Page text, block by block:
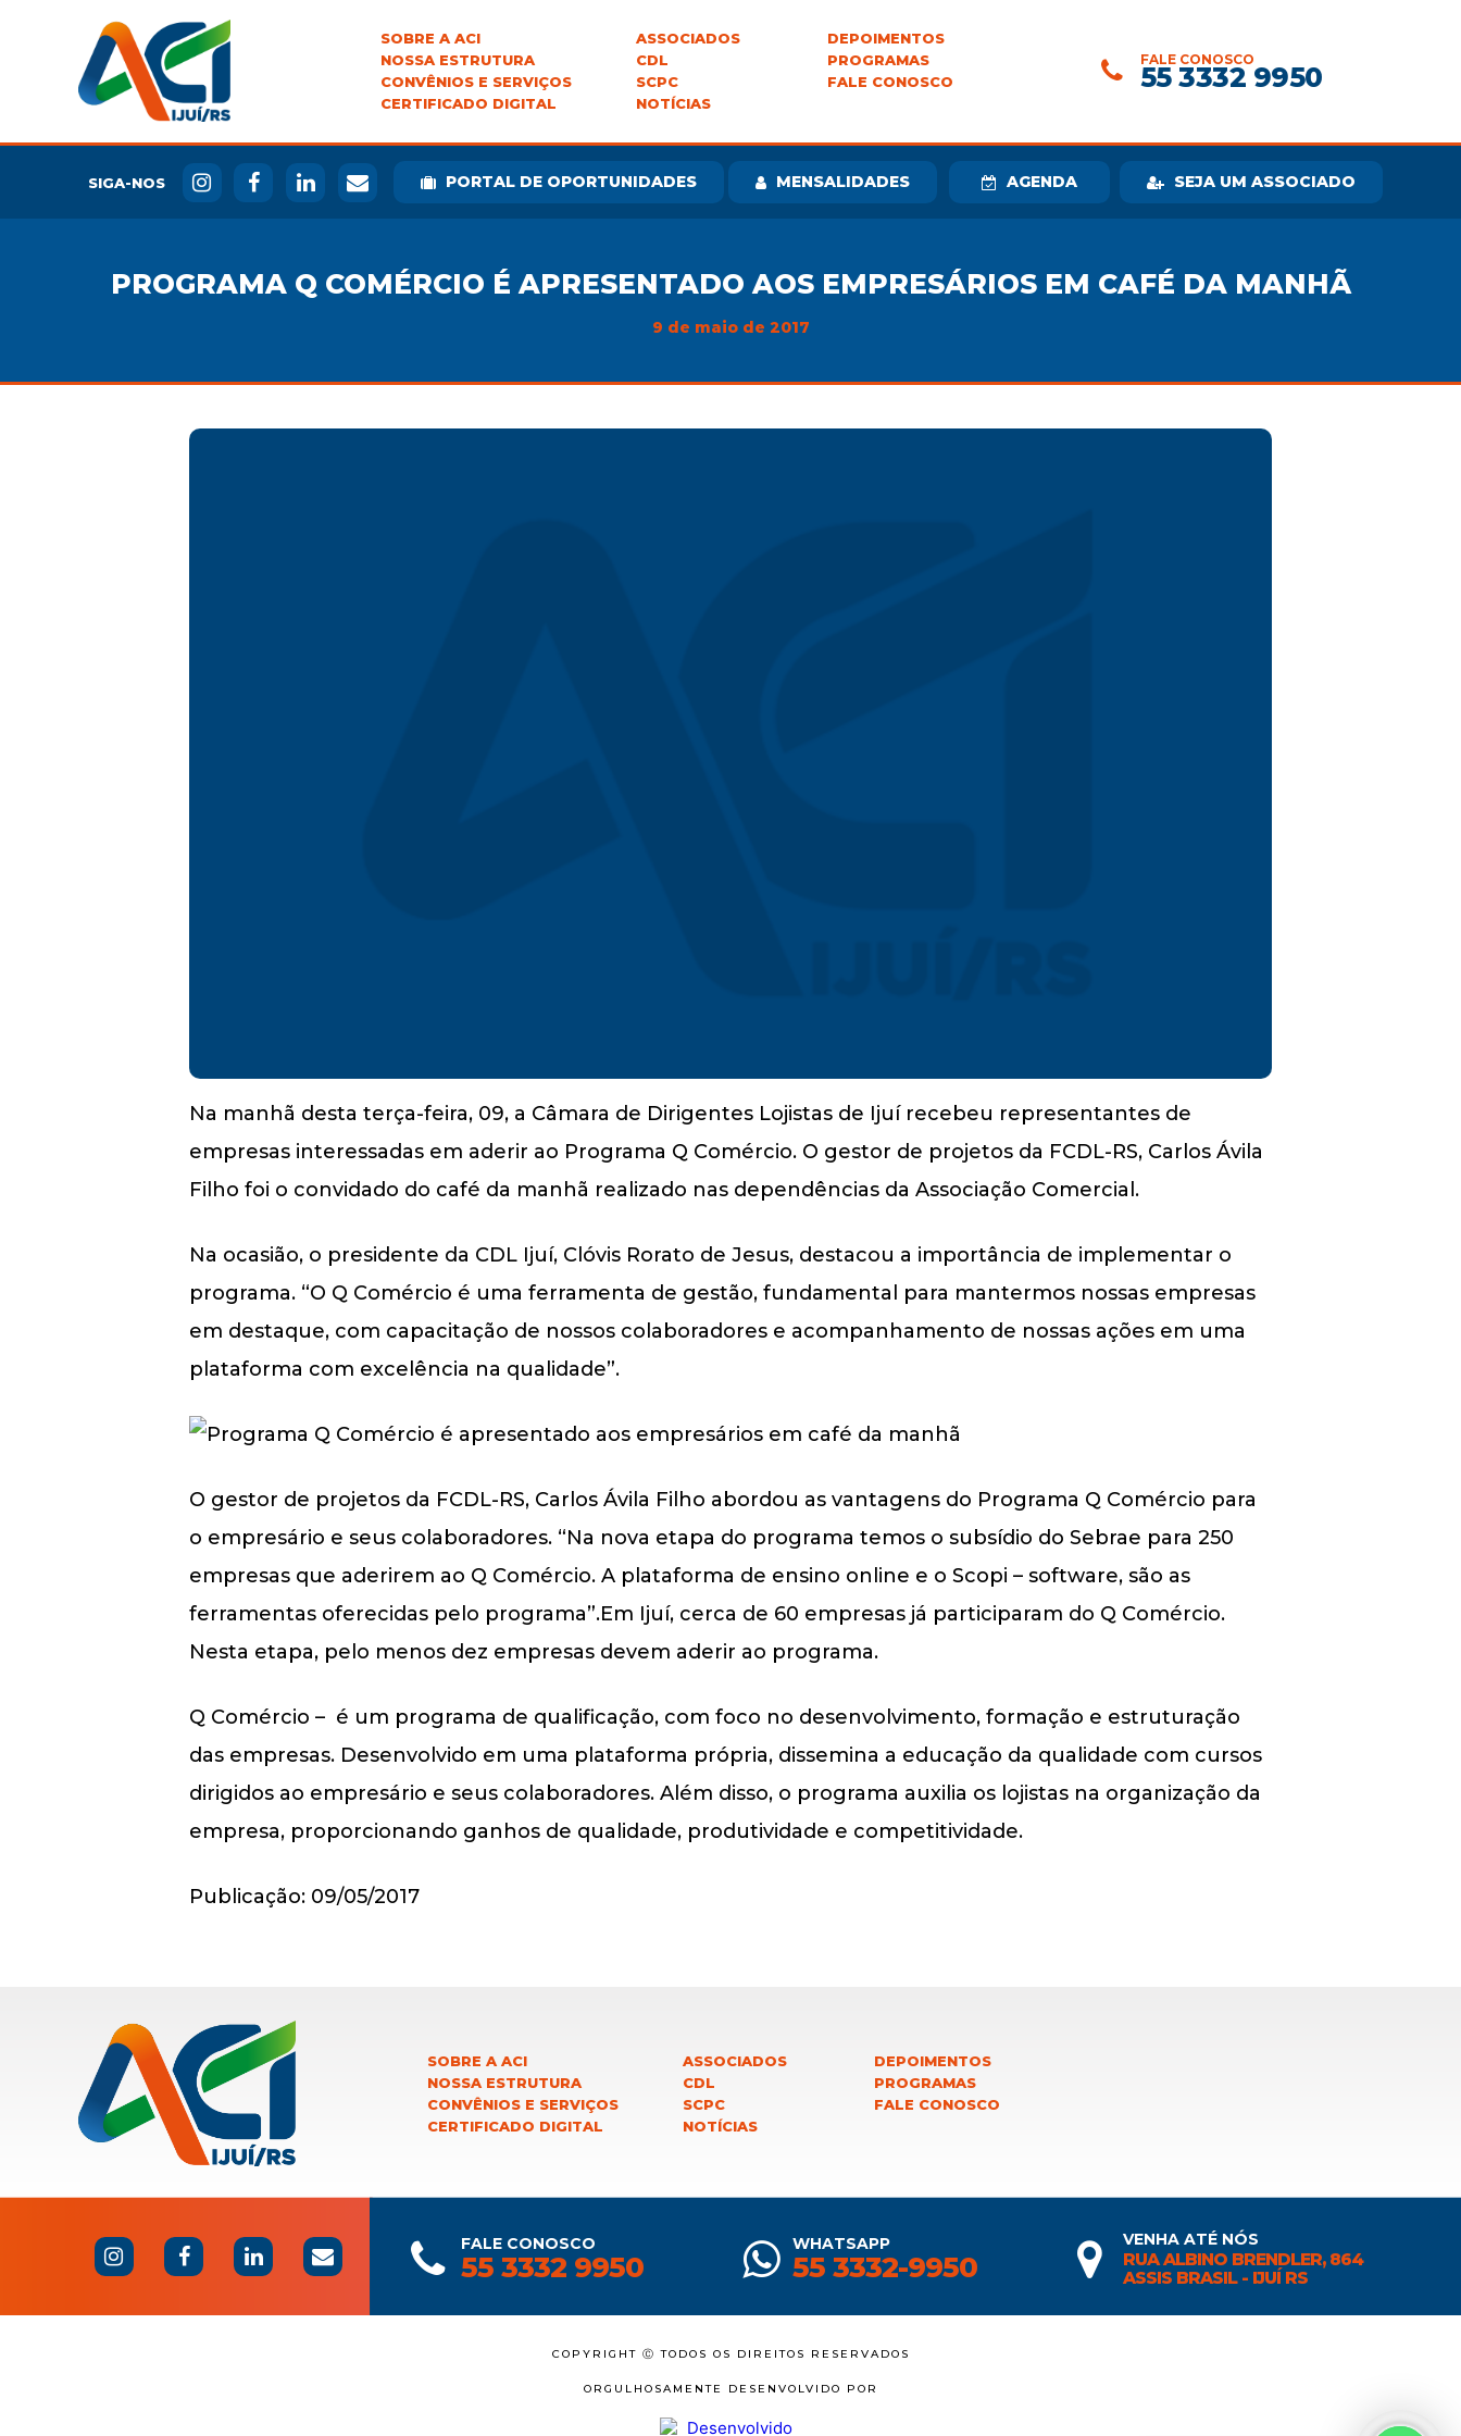
SOBRE A ACI
NOSSA ESTRUTURA
CONVÊNIOS E SERVIÇOS
CERTIFICADO DIGITAL
ASSOCIADOS
CDL
SCPC
NOTÍCIAS
DEPOIMENTOS
PROGRAMAS
FALE CONOSCO
FALE CONOSCO
55 3332 9950
SIGA-NOS PORTAL DE OPORTUNIDADES MENSALIDADES AGENDA SEJA UM ASSOCIADO
PROGRAMA Q COMÉRCIO É APRESENTADO AOS EMPRESÁRIOS EM CAFÉ DA MANHÃ
9 de maio de 2017
Na manhã desta terça-feira, 09, a Câmara de Dirigentes Lojistas de Ijuí recebeu representantes de
empresas interessadas em aderir ao Programa Q Comércio. O gestor de projetos da FCDL-RS, Carlos Ávila
Filho foi o convidado do café da manhã realizado nas dependências da Associação Comercial.
Na ocasião, o presidente da CDL Ijuí, Clóvis Rorato de Jesus, destacou a importância de implementar o
programa. “O Q Comércio é uma ferramenta de gestão, fundamental para mantermos nossas empresas
em destaque, com capacitação de nossos colaboradores e acompanhamento de nossas ações em uma
plataforma com excelência na qualidade”.
O gestor de projetos da FCDL-RS, Carlos Ávila Filho abordou as vantagens do Programa Q Comércio para
o empresário e seus colaboradores. “Na nova etapa do programa temos o subsídio do Sebrae para 250
empresas que aderirem ao Q Comércio. A plataforma de ensino online e o Scopi – software, são as
ferramentas oferecidas pelo programa”.Em Ijuí, cerca de 60 empresas já participaram do Q Comércio.
Nesta etapa, pelo menos dez empresas devem aderir ao programa.
Q Comércio – é um programa de qualificação, com foco no desenvolvimento, formação e estruturação
das empresas. Desenvolvido em uma plataforma própria, dissemina a educação da qualidade com cursos
dirigidos ao empresário e seus colaboradores. Além disso, o programa auxilia os lojistas na organização da
empresa, proporcionando ganhos de qualidade, produtividade e competitividade.
Publicação: 09/05/2017
SOBRE A ACI
NOSSA ESTRUTURA
CONVÊNIOS E SERVIÇOS
CERTIFICADO DIGITAL
ASSOCIADOS
CDL
SCPC
NOTÍCIAS
DEPOIMENTOS
PROGRAMAS
FALE CONOSCO
FALE CONOSCO
55 3332 9950
WHATSAPP
55 3332-9950
VENHA ATÉ NÓS
RUA ALBINO BRENDLER, 864
ASSIS BRASIL - IJUÍ RS
COPYRIGHT Ⓒ TODOS OS DIREITOS RESERVADOS
ORGULHOSAMENTE DESENVOLVIDO POR